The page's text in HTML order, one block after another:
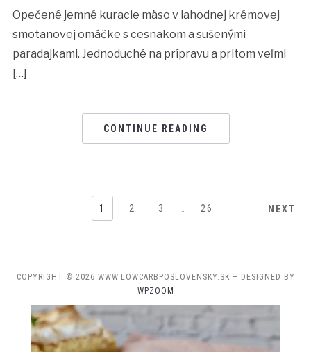
Opečené jemné kuracie mäso v lahodnej krémovej
smotanovej omáčke s cesnakom a sušenými
paradajkami. Jednoduché na prípravu a pritom veľmi
[…]
CONTINUE READING
1 2 3 26 NEXT
COPYRIGHT © 2026 WWW.LOWCARBPOSLOVENSKY.SK — DESIGNED BY
WPZOOM